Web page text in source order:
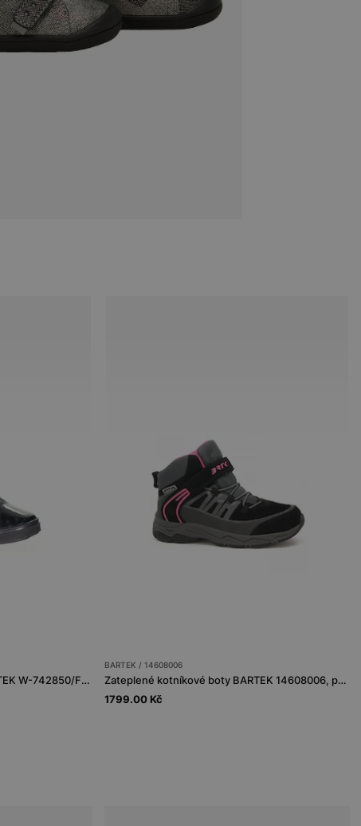
Zateplené kotníkové boty BARTEK W-742850/F10, pro dívky, černé
BARTEK / 14608006
Zateplené kotníkové boty BARTEK 14608006, pro dívky, černé
1799.00 Kč